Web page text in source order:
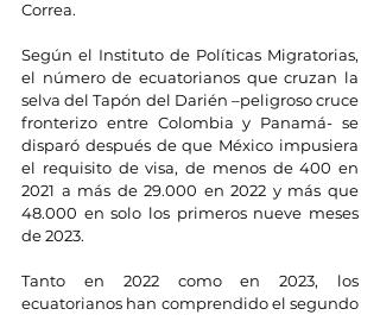
Correa.
Según el Instituto de Políticas Migratorias,
el número de ecuatorianos que cruzan la
selva del Tapón del Darién –peligroso cruce
fronterizo entre Colombia y Panamá- se
disparó después de que México impusiera
el requisito de visa, de menos de 400 en
2021 a más de 29.000 en 2022 y más que
48.000 en solo los primeros nueve meses
de 2023.
Tanto en 2022 como en 2023, los
ecuatorianos han comprendido el segundo